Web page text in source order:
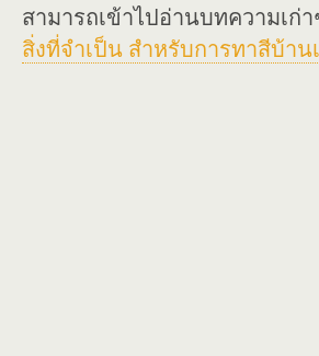
สามารถเข้าไปอ่านบทความเก่
สิ่งที่จำเป็น สำหรับการทาสีบ้าน